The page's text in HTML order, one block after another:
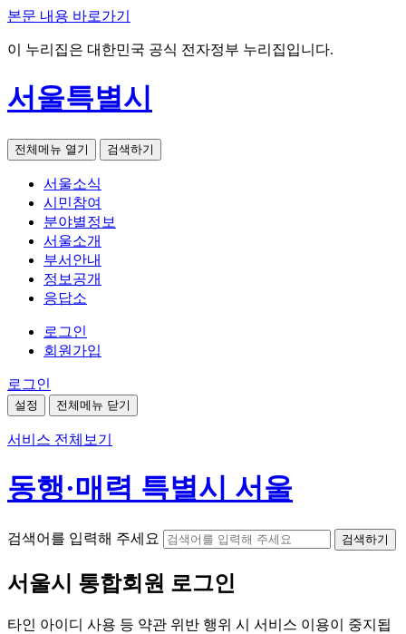
본문 내용 바로가기
이 누리집은 대한민국 공식 전자정부 누리집입니다.
서울특별시
전체메뉴 열기 검색하기
서울소식
시민참여
분야별정보
서울소개
부서안내
정보공개
응답소
로그인
회원가입
로그인
설정 전체메뉴 닫기
서비스 전체보기
동행·매력 특별시 서울
검색어를 입력해 주세요 검색하기
서울시 통합회원 로그인
타인 아이디 사용 등 약관 위반 행위 시 서비스 이용이 중지됩